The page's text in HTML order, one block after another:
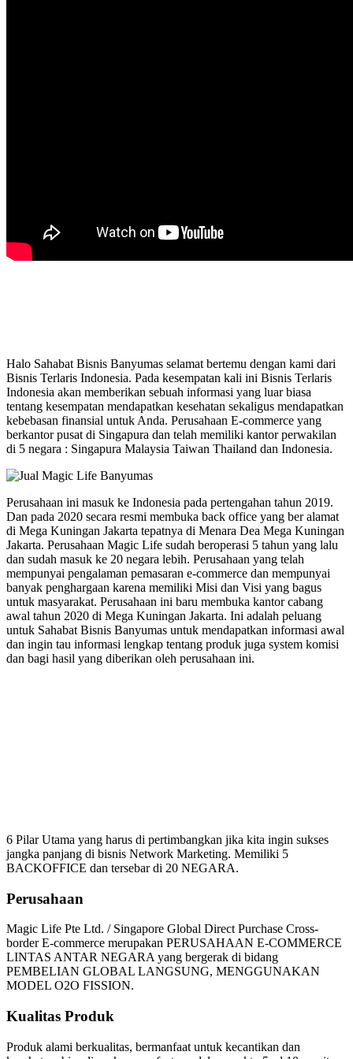
Halo Sahabat Bisnis Banyumas selamat bertemu dengan kami dari
Bisnis Terlaris Indonesia. Pada kesempatan kali ini Bisnis Terlaris
Indonesia akan memberikan sebuah informasi yang luar biasa
tentang kesempatan mendapatkan kesehatan sekaligus mendapatkan
kebebasan finansial untuk Anda. Perusahaan E-commerce yang
berkantor pusat di Singapura dan telah memiliki kantor perwakilan
di 5 negara : Singapura Malaysia Taiwan Thailand dan Indonesia.
Perusahaan ini masuk ke Indonesia pada pertengahan tahun 2019.
Dan pada 2020 secara resmi membuka back office yang ber alamat
di Mega Kuningan Jakarta tepatnya di Menara Dea Mega Kuningan
Jakarta. Perusahaan Magic Life sudah beroperasi 5 tahun yang lalu
dan sudah masuk ke 20 negara lebih. Perusahaan yang telah
mempunyai pengalaman pemasaran e-commerce dan mempunyai
banyak penghargaan karena memiliki Misi dan Visi yang bagus
untuk masyarakat. Perusahaan ini baru membuka kantor cabang
awal tahun 2020 di Mega Kuningan Jakarta. Ini adalah peluang
untuk Sahabat Bisnis Banyumas untuk mendapatkan informasi awal
dan ingin tau informasi lengkap tentang produk juga system komisi
dan bagi hasil yang diberikan oleh perusahaan ini.
6 Pilar Utama yang harus di pertimbangkan jika kita ingin sukses
jangka panjang di bisnis Network Marketing. Memiliki 5
BACKOFFICE dan tersebar di 20 NEGARA.
Perusahaan
Magic Life Pte Ltd. / Singapore Global Direct Purchase Cross-
border E-commerce merupakan PERUSAHAAN E-COMMERCE
LINTAS ANTAR NEGARA yang bergerak di bidang
PEMBELIAN GLOBAL LANGSUNG, MENGGUNAKAN
MODEL O2O FISSION.
Kualitas Produk
Produk alami berkualitas, bermanfaat untuk kecantikan dan